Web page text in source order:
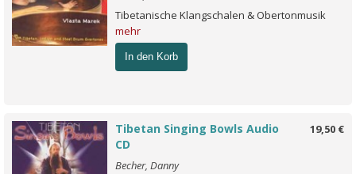
Tibetanische Klangschalen & Obertonmusik
mehr
In den Korb
19,50 €
Tibetan Singing Bowls Audio
CD
Becher, Danny